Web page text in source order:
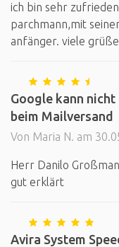
ich bin sehr
parchmann,mit
anfänger. viele
Google kann
beim Mailversand
Von Maria N. am
Herr Danilo
gut erklärt
Avira System